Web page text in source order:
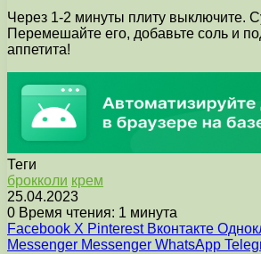
Через 1-2 минуты плиту выключите.
Перемешайте его, добавьте соль и
аппетита!
Теги
брокколи крем
25.04.2023
0 Время чтения: 1 минута
Facebook X Pinterest Вконтакте
Messenger Messenger WhatsApp